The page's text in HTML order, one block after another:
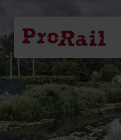
Navigatie
Homepage
ProRail